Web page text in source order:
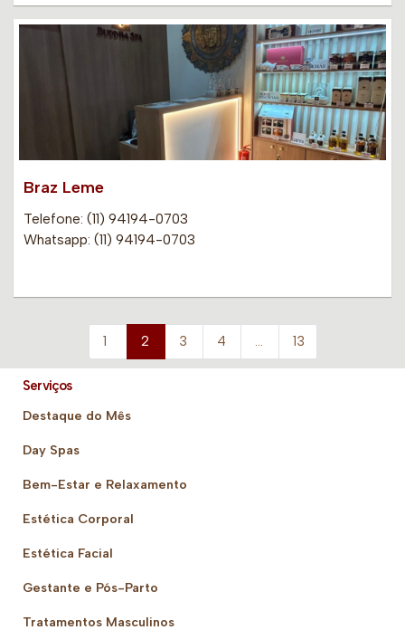
Braz Leme
Telefone: (11) 94194-0703
Whatsapp: (11) 94194-0703
1 2 3 4 … 13
Serviços
Destaque do Mês
Day Spas
Bem-Estar e Relaxamento
Estética Corporal
Estética Facial
Gestante e Pós-Parto
Tratamentos Masculinos